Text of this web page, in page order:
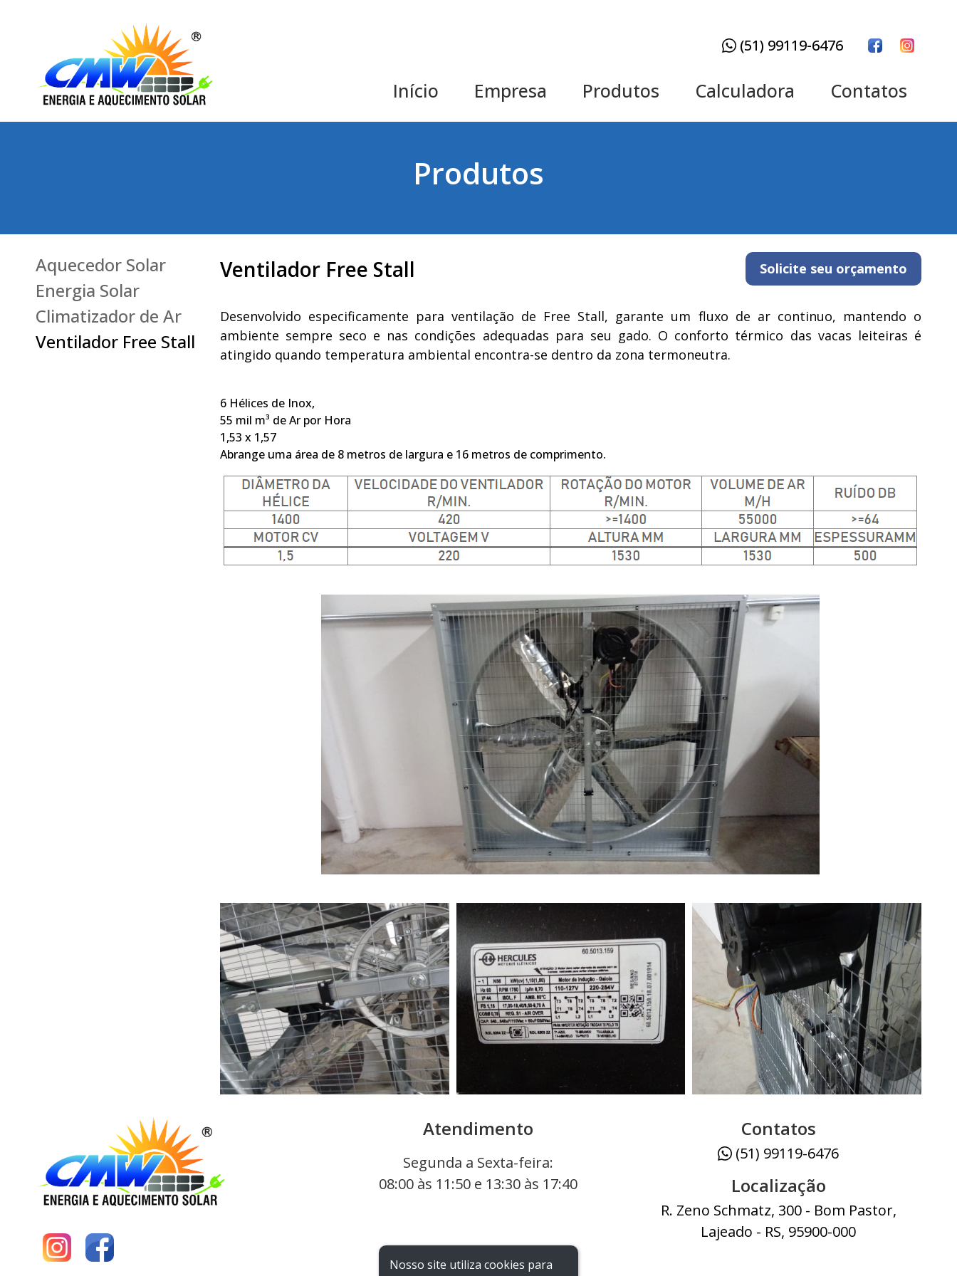
(51) 99119-6476
Início Empresa Produtos Calculadora Contatos
Produtos
Aquecedor Solar
Energia Solar
Climatizador de Ar
Ventilador Free Stall
Ventilador Free Stall Solicite seu orçamento
Desenvolvido especificamente para ventilação de Free Stall, garante um fluxo de ar continuo, mantendo o
ambiente sempre seco e nas condições adequadas para seu gado. O conforto térmico das vacas leiteiras é
atingido quando temperatura ambiental encontra-se dentro da zona termoneutra.
6 Hélices de Inox,
55 mil m³ de Ar por Hora
1,53 x 1,57
Abrange uma área de 8 metros de largura e 16 metros de comprimento.
Atendimento
Segunda a Sexta-feira:
08:00 às 11:50 e 13:30 às 17:40
Contatos
(51) 99119-6476
Localização
R. Zeno Schmatz, 300 - Bom Pastor,
Lajeado - RS, 95900-000
Nosso site utiliza cookies para